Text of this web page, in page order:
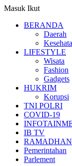
Masuk Ikut
BERANDA
Daerah
LIFESTYLE
Wisata
Fashion
Gadgets
HUKRIM
Korupsi
TNI POLRI
COVID-19
IB TV
RAMADHAN
Pemerintahan
Parlement